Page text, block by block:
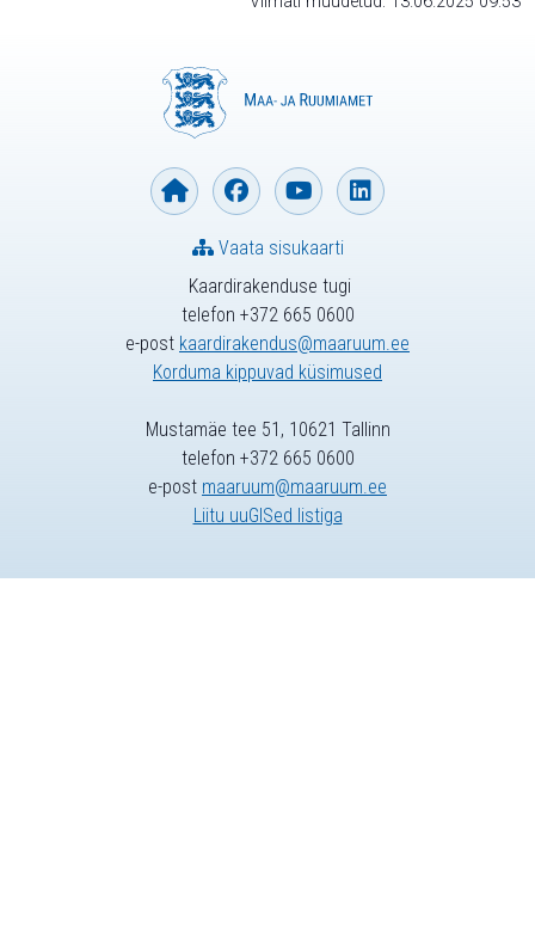
Kaardirakenduse tugi
telefon +372 665 0600
e-post kaardirakendus@maaruum.ee
Korduma kippuvad küsimused
Vaata sisukaarti
Mustamäe tee 51, 10621 Tallinn
telefon +372 665 0600
e-post maaruum@maaruum.ee
Liitu uuGISed listiga